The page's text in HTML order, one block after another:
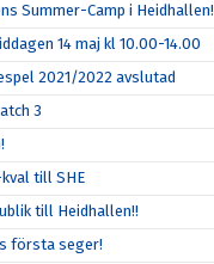
Summer-Camp i Heidhallen!
14 maj kl 10.00-14.00
2021/2022 avslutad
3
till SHE
till Heidhallen!!
första seger!